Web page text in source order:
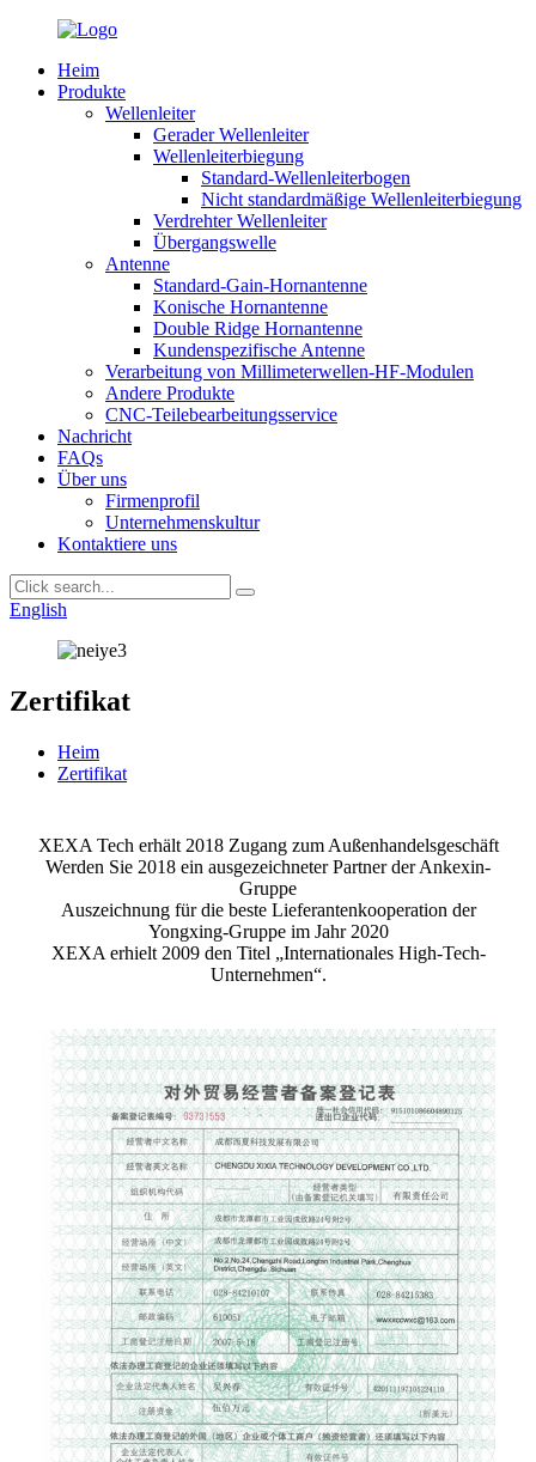
Heim
Produkte
Wellenleiter
Gerader Wellenleiter
Wellenleiterbiegung
Standard-Wellenleiterbogen
Nicht standardmäßige Wellenleiterbiegung
Verdrehter Wellenleiter
Übergangswelle
Antenne
Standard-Gain-Hornantenne
Konische Hornantenne
Double Ridge Hornantenne
Kundenspezifische Antenne
Verarbeitung von Millimeterwellen-HF-Modulen
Andere Produkte
CNC-Teilebearbeitungsservice
Nachricht
FAQs
Über uns
Firmenprofil
Unternehmenskultur
Kontaktiere uns
English
Zertifikat
Heim
Zertifikat
XEXA Tech erhält 2018 Zugang zum Außenhandelsgeschäft
Werden Sie 2018 ein ausgezeichneter Partner der Ankexin-
Gruppe
Auszeichnung für die beste Lieferantenkooperation der
Yongxing-Gruppe im Jahr 2020
XEXA erhielt 2009 den Titel „Internationales High-Tech-
Unternehmen“.